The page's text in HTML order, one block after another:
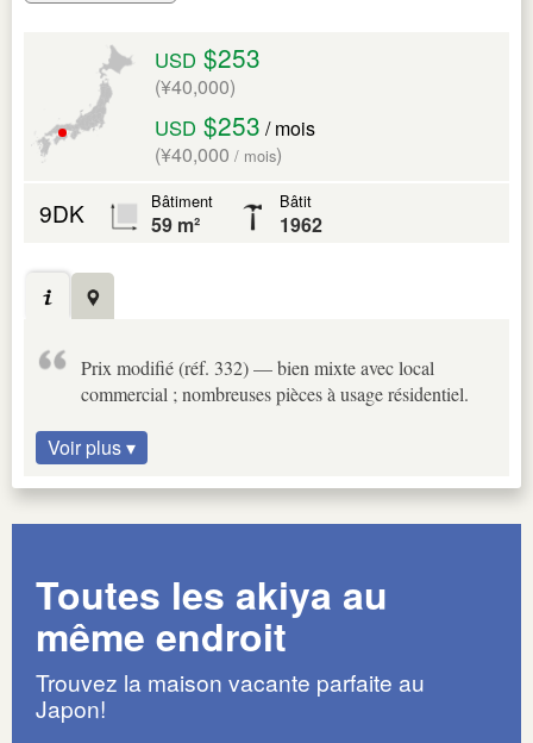
USD $253
(¥40,000)
USD $253 / mois
(¥40,000 / mois)
9DK Bâtiment
59 m²
Bâtit
1962
Prix modifié (réf. 332) — bien mixte avec local
commercial ; nombreuses pièces à usage résidentiel.
Voir plus ▾
Toutes les akiya au
même endroit
Trouvez la maison vacante parfaite au
Japon!